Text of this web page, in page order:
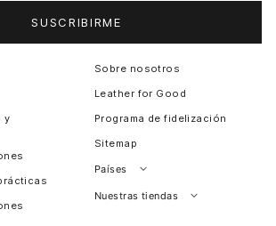
SUSCRIBIRME
y
Sobre nosotros
Leather for Good
Programa de fidelización
Sitemap
Países
Perú
Nuestras tiendas